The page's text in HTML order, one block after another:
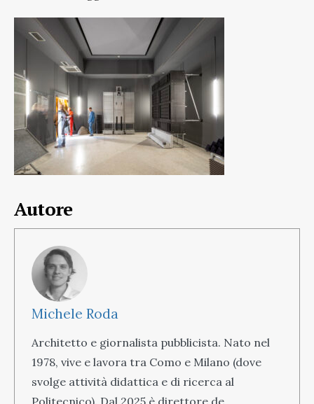
Autore
Michele Roda
Architetto e giornalista pubblicista. Nato nel
1978, vive e lavora tra Como e Milano (dove
svolge attività didattica e di ricerca al
Politecnico). Dal 2025 è direttore de